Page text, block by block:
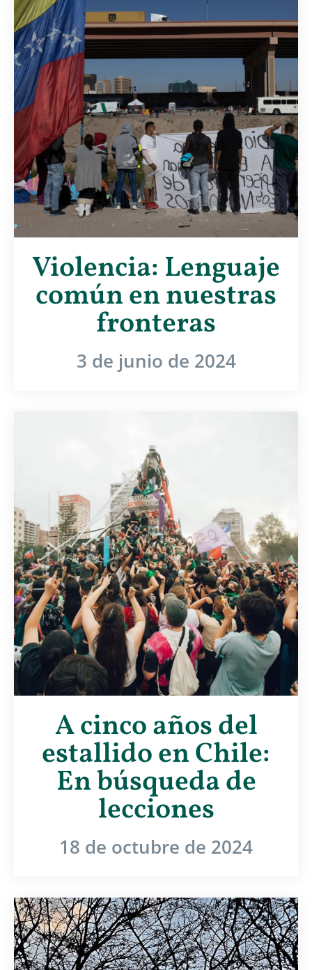
Violencia: Lenguaje
común en nuestras
fronteras
3 de junio de 2024
A cinco años del
estallido en Chile:
En búsqueda de
lecciones
18 de octubre de 2024